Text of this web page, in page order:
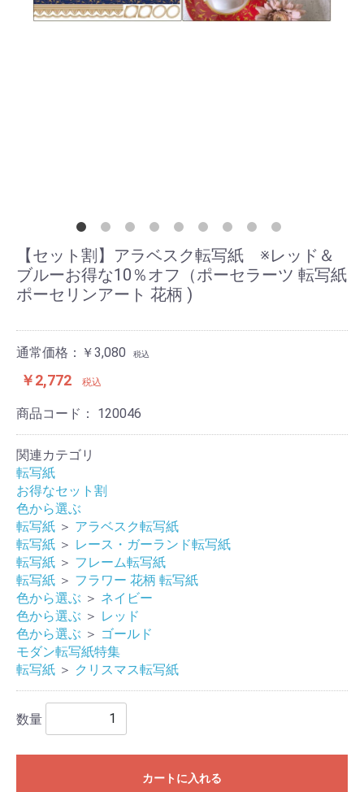
【セット割】アラベスク転写紙 ※レッド＆
ブルーお得な10％オフ（ポーセラーツ 転写紙
ポーセリンアート 花柄 )
通常価格：￥3,080 税込
￥2,772 税込
商品コード： 120046
関連カテゴリ
転写紙
お得なセット割
色から選ぶ
転写紙 ＞ アラベスク転写紙
転写紙 ＞ レース・ガーランド転写紙
転写紙 ＞ フレーム転写紙
転写紙 ＞ フラワー 花柄 転写紙
色から選ぶ ＞ ネイビー
色から選ぶ ＞ レッド
色から選ぶ ＞ ゴールド
モダン転写紙特集
転写紙 ＞ クリスマス転写紙
数量
カートに入れる